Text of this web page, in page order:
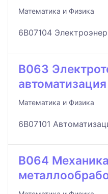
Математика и Физика
6B07104
B063
автоматизация
Математика и Физика
6B07101
B064